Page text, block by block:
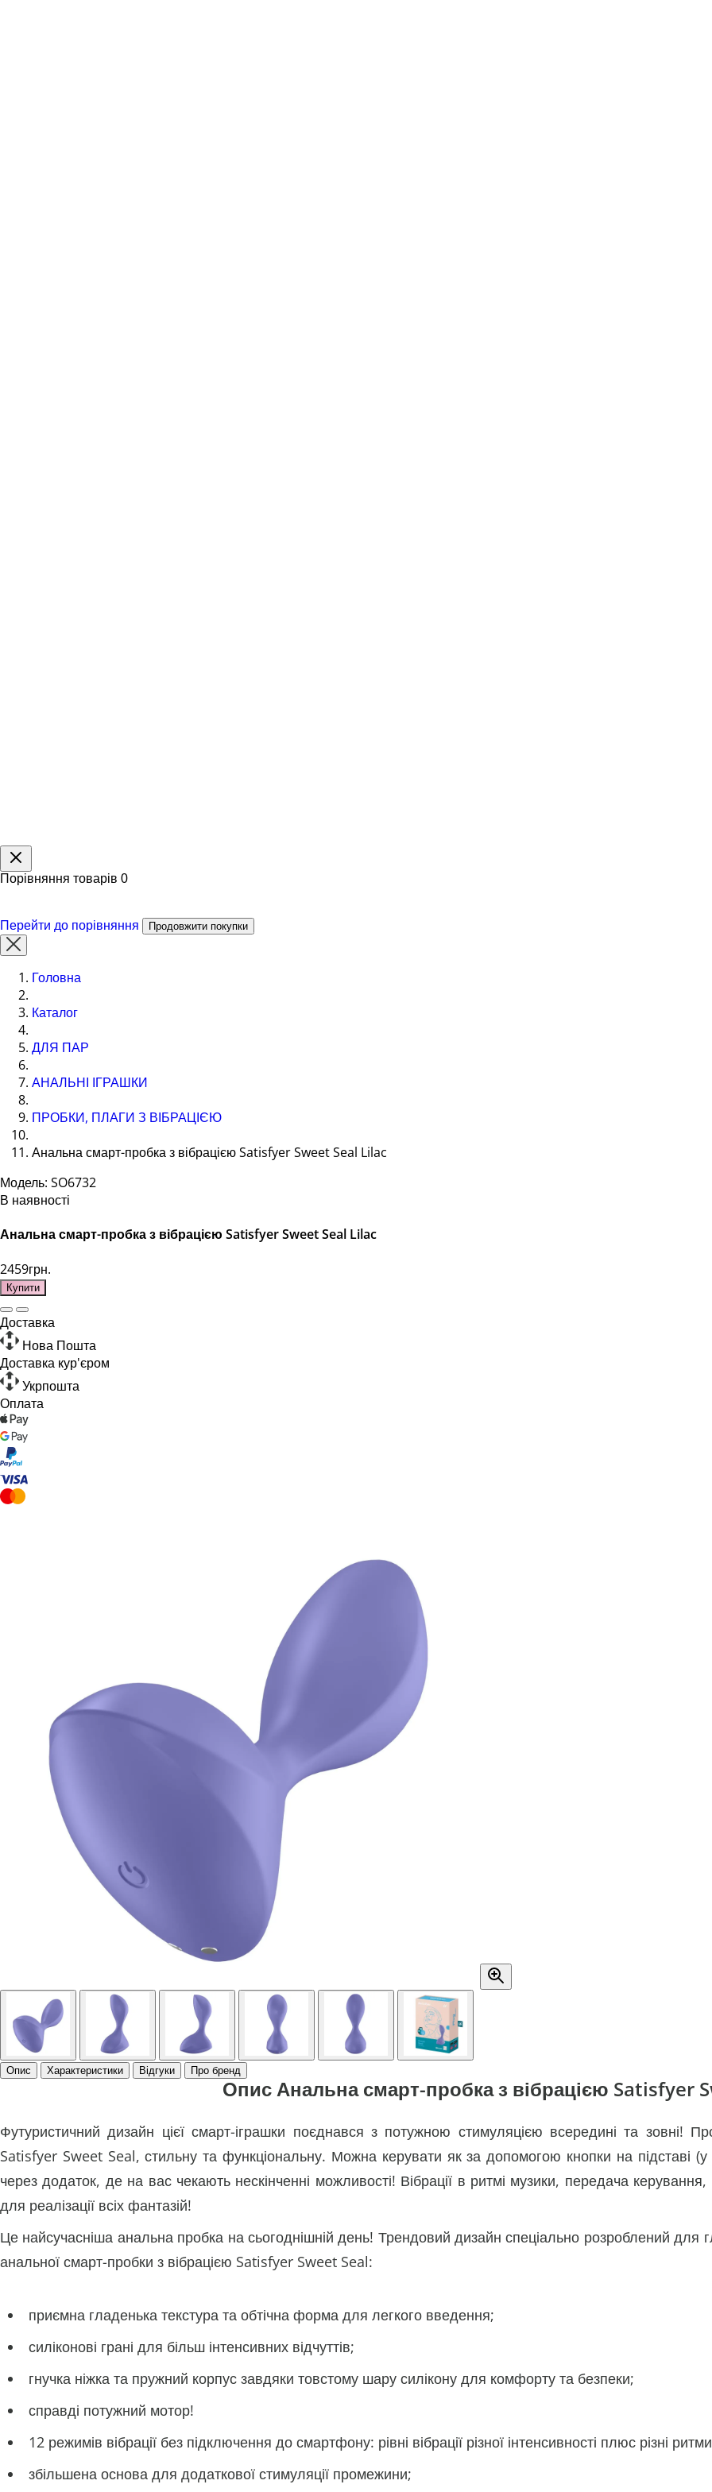
Порівняння товарів 0
Перейти до порівняння Продовжити покупки
Головна
Каталог
ДЛЯ ПАР
АНАЛЬНІ ІГРАШКИ
ПРОБКИ, ПЛАГИ З ВІБРАЦІЄЮ
Анальна смарт-пробка з вібрацією Satisfyer Sweet Seal Lilac
Модель: SO6732
В наявності
Анальна смарт-пробка з вібрацією Satisfyer Sweet Seal Lilac
2459грн.
Купити
Доставка
Нова Пошта
Доставка кур'єром
Укрпошта
Оплата
Опис Характеристики Відгуки Про бренд
Опис Анальна смарт-пробка з вібрацією Satisfyer
Футуристичний дизайн цієї смарт-іграшки поєднався з потужною стимуляцією всередині та зовні!
Satisfyer Sweet Seal, стильну та функціональну. Можна керувати як за допомогою кнопки на підставі
через додаток, де на вас чекають нескінченні можливості! Вібрації в ритмі музики, передача керування,
для реалізації всіх фантазій!
Це найсучасніша анальна пробка на сьогоднішній день! Трендовий дизайн спеціально розроблений для
анальної смарт-пробки з вібрацією Satisfyer Sweet Seal:
приємна гладенька текстура та обтічна форма для легкого введення;
силіконові грані для більш інтенсивних відчуттів;
гнучка ніжка та пружний корпус завдяки товстому шару силікону для комфорту та безпеки;
справді потужний мотор!
12 режимів вібрації без підключення до смартфону: рівні вібрації різної інтенсивності плюс різні
збільшена основа для додаткової стимуляції промежини;